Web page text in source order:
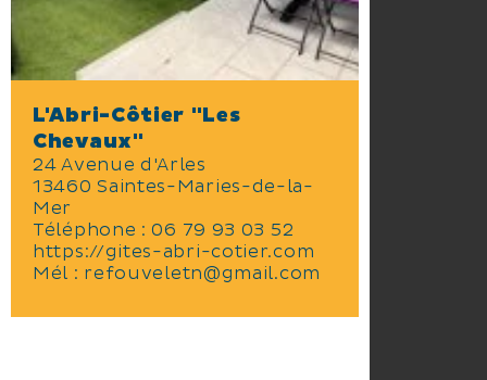
L'Abri-Côtier "Les
Chevaux"
24 Avenue d'Arles
13460 Saintes-Maries-de-la-
Mer
Téléphone :06 79 93 03 52
https://gites-abri-cotier.com
Mél : refouveletn@gmail.com